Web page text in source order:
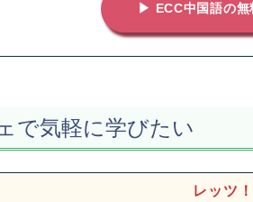
▶ ECC中国語の無
で気軽に学びたい
レッツ